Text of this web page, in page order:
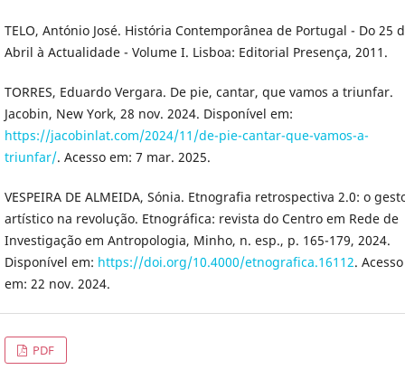
TELO, António José. História Contemporânea de Portugal - Do 25
Abril à Actualidade - Volume I. Lisboa: Editorial Presença, 2011.
TORRES, Eduardo Vergara. De pie, cantar, que vamos a triunfar.
Jacobin, New York, 28 nov. 2024. Disponível em:
https://jacobinlat.com/2024/11/de-pie-cantar-que-vamos-a-
triunfar/. Acesso em: 7 mar. 2025.
VESPEIRA DE ALMEIDA, Sónia. Etnografia retrospectiva 2.0: o
artístico na revolução. Etnográfica: revista do Centro em Rede de
Investigação em Antropologia, Minho, n. esp., p. 165-179, 2024.
Disponível em: https://doi.org/10.4000/etnografica.16112. Acesso
em: 22 nov. 2024.
PDF